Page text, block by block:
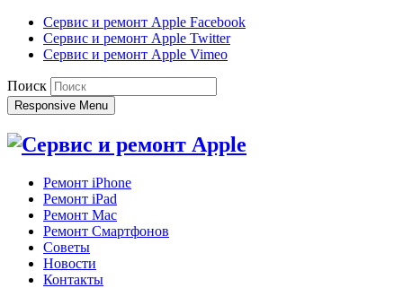
Сервис и ремонт Apple Facebook
Сервис и ремонт Apple Twitter
Сервис и ремонт Apple Vimeo
Поиск
Responsive Menu
Ремонт iPhone
Ремонт iPad
Ремонт Mac
Ремонт Смартфонов
Советы
Новости
Контакты